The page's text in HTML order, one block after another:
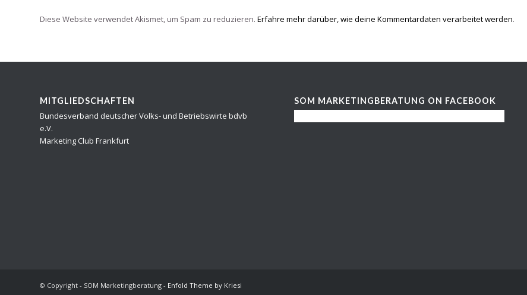
Diese Website verwendet Akismet, um Spam zu reduzieren. Erfahre mehr darüber, wie deine Kommentardaten verarbeitet werden.
MITGLIEDSCHAFTEN
Bundesverband deutscher Volks- und Betriebswirte bdvb
e.V.
Marketing Club Frankfurt
SOM MARKETINGBERATUNG ON FACEBOOK
© Copyright - SOM Marketingberatung - Enfold Theme by Kriesi